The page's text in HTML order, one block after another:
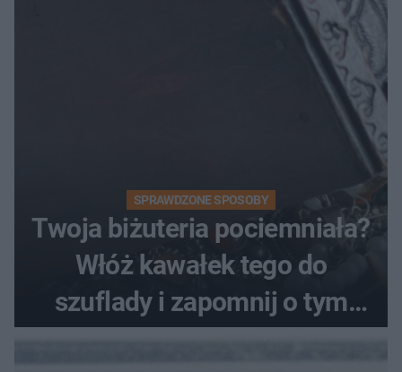
SPRAWDZONE SPOSOBY
Twoja biżuteria pociemniała?
Włóż kawałek tego do
szuflady i zapomnij o tym
problemie. Sposób na